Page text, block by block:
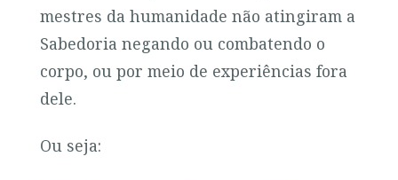
mestres da humanidade não atingiram a
Sabedoria negando ou combatendo o
corpo, ou por meio de experiências fora
dele.
Ou seja: